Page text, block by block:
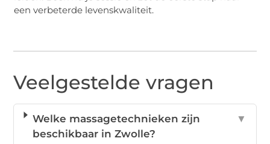
een verbeterde levenskwaliteit.
Veelgestelde vragen
Welke massagetechnieken zijn
beschikbaar in Zwolle?
▼